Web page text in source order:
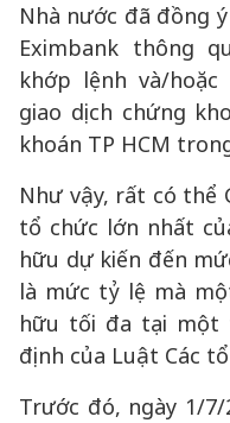
Nhà nước đã đồng
Eximbank thông
khớp lệnh và/
giao dịch chứng
khoán TP HCM
Như vậy, rất có thể
tổ chức lớn nhất
hữu dự kiến đến
là mức tỷ lệ mà
hữu tối đa tại một
định của Luật Các
Trước đó, ngày 1/